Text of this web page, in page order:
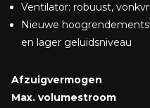
Ventilator: robuust,
Nieuwe
en lager geluidsniveau
Afzuigvermogen
Max. volumestroom